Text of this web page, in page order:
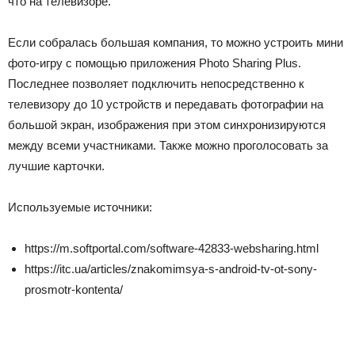
Если собралась большая компания, то можно устроить мини
фото-игру с помощью приложения Photo Sharing Plus.
Последнее позволяет подключить непосредственно к
телевизору до 10 устройств и передавать фотографии на
большой экран, изображения при этом синхронизируются
между всеми участниками. Также можно проголосовать за
лучшие карточки.
Используемые источники:
https://m.softportal.com/software-42833-websharing.html
https://itc.ua/articles/znakomimsya-s-android-tv-ot-sony-
prosmotr-kontenta/